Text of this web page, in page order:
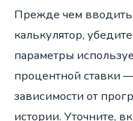
Прежде чем
калькулятор,
параметры
процентной ставки
зависимости от
истории. Уточните,